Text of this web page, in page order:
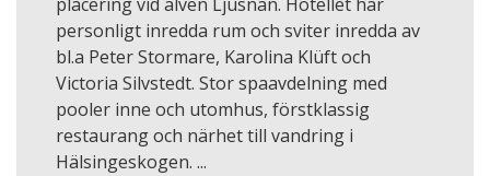
personligt inredda rum och sviter inredda av
bl.a Peter Stormare, Karolina Klüft och
Victoria Silvstedt. Stor spaavdelning med
pooler inne och utomhus, förstklassig
restaurang och närhet till vandring i
Hälsingeskogen. ...